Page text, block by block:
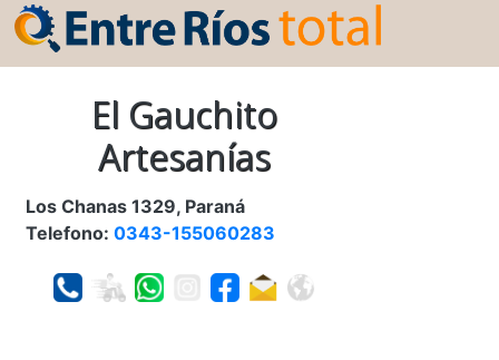
El Gauchito
Artesanías
Los Chanas 1329, Paraná
Telefono: 0343-155060283